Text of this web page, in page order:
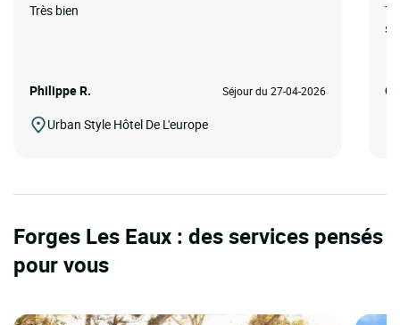
Très bien
Philippe R. Séjour du 27-04-2026
Urban Style Hôtel De L'europe
Forges Les Eaux : des services pensés
pour vous